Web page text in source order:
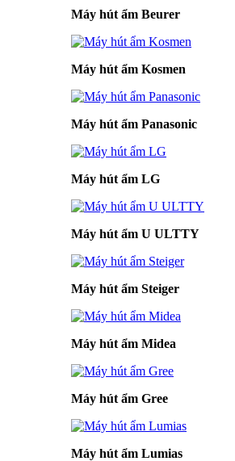
Máy hút ẩm Beurer
Máy hút ẩm Kosmen
Máy hút ẩm Panasonic
Máy hút ẩm LG
Máy hút ẩm U ULTTY
Máy hút ẩm Steiger
Máy hút ẩm Midea
Máy hút ẩm Gree
Máy hút ẩm Lumias